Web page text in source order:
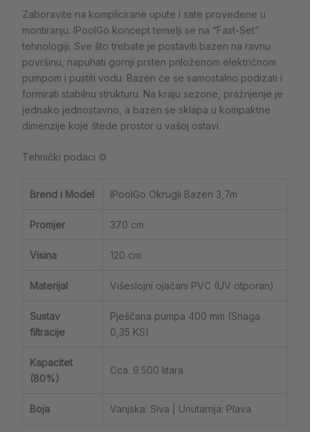
Zaboravite na komplicirane upute i sate provedene u
montiranju. IPoolGo koncept temelji se na “Fast-Set”
tehnologiji. Sve što trebate je postaviti bazen na ravnu
površinu, napuhati gornji prsten priloženom električnom
pumpom i pustiti vodu. Bazen će se samostalno podizati i
formirati stabilnu strukturu. Na kraju sezone, pražnjenje je
jednako jednostavno, a bazen se sklapa u kompaktne
dimenzije koje štede prostor u vašoj ostavi.
Tehnički podaci ⚙️
Brend i Model IPoolGo Okrugli Bazen 3,7m
Promjer 370 cm
Visina 120 cm
Materijal Višeslojni ojačani PVC (UV otporan)
Sustav
filtracije
Pješčana pumpa 400 mm (Snaga
0,35 KS)
Kapacitet
(80%)
Cca. 9.500 litara
Boja Vanjska: Siva | Unutarnja: Plava